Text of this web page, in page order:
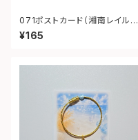
071ポストカード（湘南レイルウ
ェイ）
¥165